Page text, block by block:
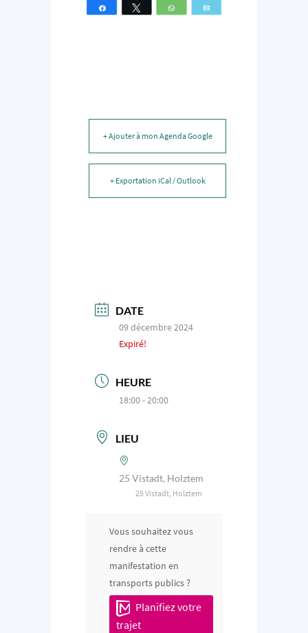
Partagez Tweetez WhatsApp
+ Ajouter à mon Agenda Google
+ Exportation iCal / Outlook
DATE
09 décembre 2024
Expiré!
HEURE
18:00 - 20:00
LIEU
25 Vistadt, Holztem
25 Vistadt, Holztem
Vous souhaitez vous
rendre à cette
manifestation en
transports publics ?
Planifiez votre
trajet